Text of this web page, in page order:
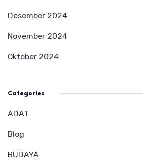
Desember 2024
November 2024
Oktober 2024
Categories
ADAT
Blog
BUDAYA